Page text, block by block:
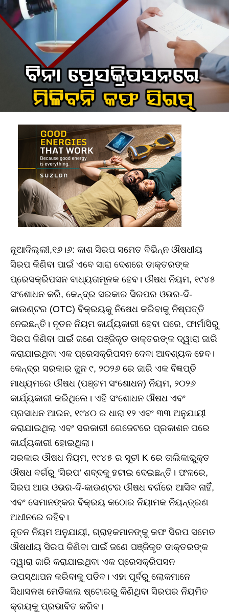
ନୂଆଦିଲ୍ଲୀ,୧୬।୬: କାଶ ସିରପ ସମେତ ବିଭିନ୍ନ ଔଷଧୀୟ
ସିରପ କିଣିବା ପାଇଁ ଏବେ ସାରା ଦେଶରେ ଡାକ୍ତରଙ୍କ
ପ୍ରେସକ୍ରିପସନ ବାଧ୍ୟତାମୂଳକ ହେବ। ଔଷଧ ନିୟମ, ୧୯୪୫
ସଂଶୋଧନ କରି, କେନ୍ଦ୍ର ସରକାର ସିରପର ଓଭର-ଦି-
କାଉଣ୍ଟର (OTC) ବିକ୍ରୟକୁ ନିଷେଧ କରିବାକୁ ନିଷ୍ପତ୍ତି
ନେଇଛନ୍ତି। ନୂତନ ନିୟମ କାର୍ଯ୍ୟକାରୀ ହେବା ପରେ, ଫାର୍ମାସିରୁ
ସିରପ କିଣିବା ପାଇଁ ଜଣେ ପଞ୍ଜିକୃତ ଡାକ୍ତରଙ୍କ ଦ୍ୱାରା ଜାରି
କରାଯାଇଥିବା ଏକ ପ୍ରେସକ୍ରିପସନ ଦେବା ଆବଶ୍ୟକ ହେବ।
କେନ୍ଦ୍ର ସରକାର ଜୁନ ୯, ୨୦୨୬ ରେ ଜାରି ଏକ ବିଜ୍ଞପ୍ତି
ମାଧ୍ୟମରେ ଔଷଧ (ପଞ୍ଚମ ସଂଶୋଧନ) ନିୟମ, ୨୦୨୬
କାର୍ଯ୍ୟକାରୀ କରିଥିଲେ। ଏହି ସଂଶୋଧନ ଔଷଧ ଏବଂ
ପ୍ରସାଧନ ଆଇନ, ୧୯୪୦ ର ଧାରା ୧୨ ଏବଂ ୩୩ ଅନୁଯାୟୀ
କରାଯାଇଥିଲା ଏବଂ ସରକାରୀ ଗେଜେଟରେ ପ୍ରକାଶନ ପରେ
କାର୍ଯ୍ୟକାରୀ ହୋଇଥିଲା।
ସରକାର ଔଷଧ ନିୟମ, ୧୯୪୫ ର ସୂଚୀ K ରେ ତାଲିକାଭୁକ୍ତ
ଔଷଧ ବର୍ଗରୁ ‘ସିରପ’ ଶବ୍ଦକୁ ହଟାଇ ଦେଇଛନ୍ତି। ଫଳରେ,
ସିରପ ଆଉ ଓଭର-ଦି-କାଉଣ୍ଟର ଔଷଧ ବର୍ଗରେ ଆସିବ ନାହିଁ,
ଏବଂ ସେମାନଙ୍କର ବିକ୍ରୟ କଠୋର ନିୟାମକ ନିୟନ୍ତ୍ରଣ
ଅଧୀନରେ ରହିବ।
ନୂତନ ନିୟମ ଅନୁଯାୟୀ, ଗ୍ରାହକମାନଙ୍କୁ କଫ ସିରପ ସମେତ
ଔଷଧୀୟ ସିରପ କିଣିବା ପାଇଁ ଜଣେ ପଞ୍ଜିକୃତ ଡାକ୍ତରଙ୍କ
ଦ୍ୱାରା ଜାରି କରାଯାଇଥିବା ଏକ ପ୍ରେସକ୍ରିପସନ
ଉପସ୍ଥାପନ କରିବାକୁ ପଡିବ। ଏହା ପୂର୍ବରୁ ଲୋକମାନେ
ସିଧାସଳଖ ମେଡିକାଲ ଷ୍ଟୋରରୁ କିଣିଥିବା ସିରପର ନିୟମିତ
କ୍ରୟକୁ ପ୍ରଭାବିତ କରିବ।